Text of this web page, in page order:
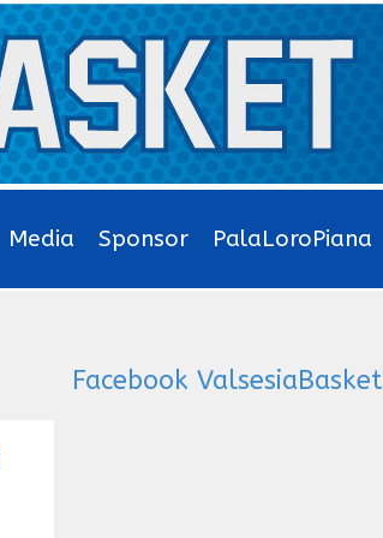
Media Sponsor PalaLoroPiana
Facebook ValsesiaBasket